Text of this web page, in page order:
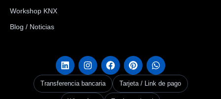
Workshop KNX
Blog / Noticias
Transferencia bancaria Tarjeta / Link de pago